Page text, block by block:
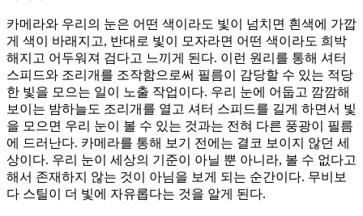
카메라와 우리의 눈은 어떤 색이라도 빛이 넘치면 흰색에 가깝
게 색이 바래지고, 반대로 빛이 모자라면 어떤 색이라도 희박
해지고 어두워져 검다고 느끼게 된다. 이런 원리를 통해 셔터
스피드와 조리개를 조작함으로써 필름이 감당할 수 있는 적당
한 빛을 모으는 일이 노출 작업이다. 우리 눈에 어둡고 깜깜해
보이는 밤하늘도 조리개를 열고 셔터 스피드를 길게 하면서 빛
을 모으면 우리 눈이 볼 수 있는 것과는 전혀 다른 풍광이 필름
에 드러난다. 카메라를 통해 보기 전에는 결코 보이지 않던 세
상이다. 우리 눈이 세상의 기준이 아닐 뿐 아니라, 볼 수 없다고
해서 존재하지 않는 것이 아님을 보게 되는 순간이다. 무비보
다 스틸이 더 빛에 자유롭다는 것을 알게 된다.